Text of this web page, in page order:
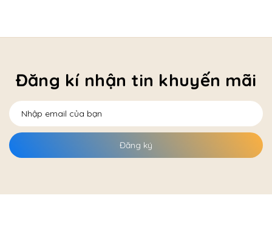
Đăng kí nhận tin khuyến mãi
Đăng ký